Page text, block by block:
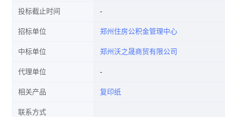
投标截止时间
招标单位 郑州住房公积金管理中心
中标单位 郑州沃之晟商贸有限公司
代理单位
相关产品 复印纸
联系方式